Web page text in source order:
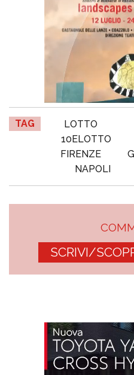
TAG LOTTO
10ELOTTO
FIRENZE
NAPOLI
SCRIVI/